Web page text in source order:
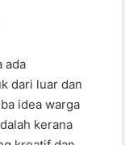
ada
dari luar dan
idea warga
kerana